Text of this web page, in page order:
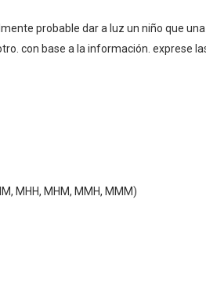
PARA DECORAR TU
MUCHAS
Y OBTEN LAS
PARA TENER MUCHO
CON WOMMY La mejor
probable dar a luz un niño que una
con base a la información. exprese
MHH, MHM, MMH, MMM)